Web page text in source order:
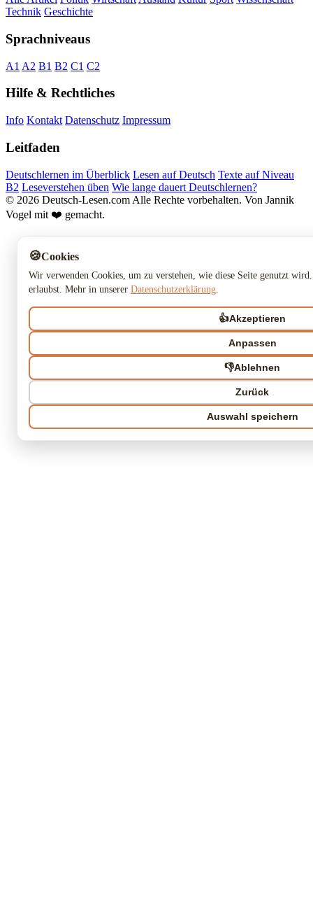
Technik Geschichte
Sprachniveaus
A1 A2 B1 B2 C1 C2
Hilfe & Rechtliches
Info Kontakt Datenschutz Impressum
Leitfaden
Deutschlernen im Überblick Lesen auf Deutsch Texte auf Niveau
B2 Leseverstehen üben Wie lange dauert Deutschlernen?
© 2026 Deutsch-Lesen.com Alle Rechte vorbehalten. Von Jannik
Vogel mit ❤️ gemacht.
🍪Cookies
Wir verwenden Cookies, um zu verstehen, wie diese Seite genutzt
erlaubst. Mehr in unserer Datenschutzerklärung
👍Akzeptieren
Anpassen
👎Ablehnen
Zurück
Auswahl speichern